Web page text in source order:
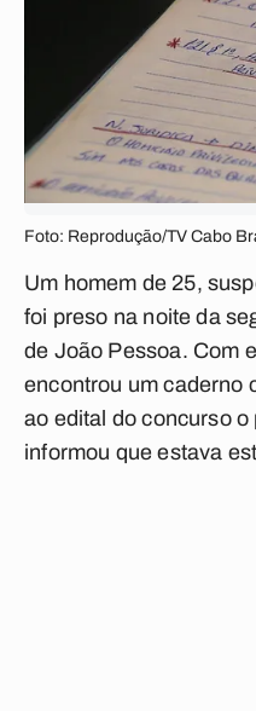
Foto: Reprodução/TV Cabo
Um homem de 25,
foi preso na noite da
de João Pessoa. Com
encontrou um caderno
ao edital do concurso
informou que estava